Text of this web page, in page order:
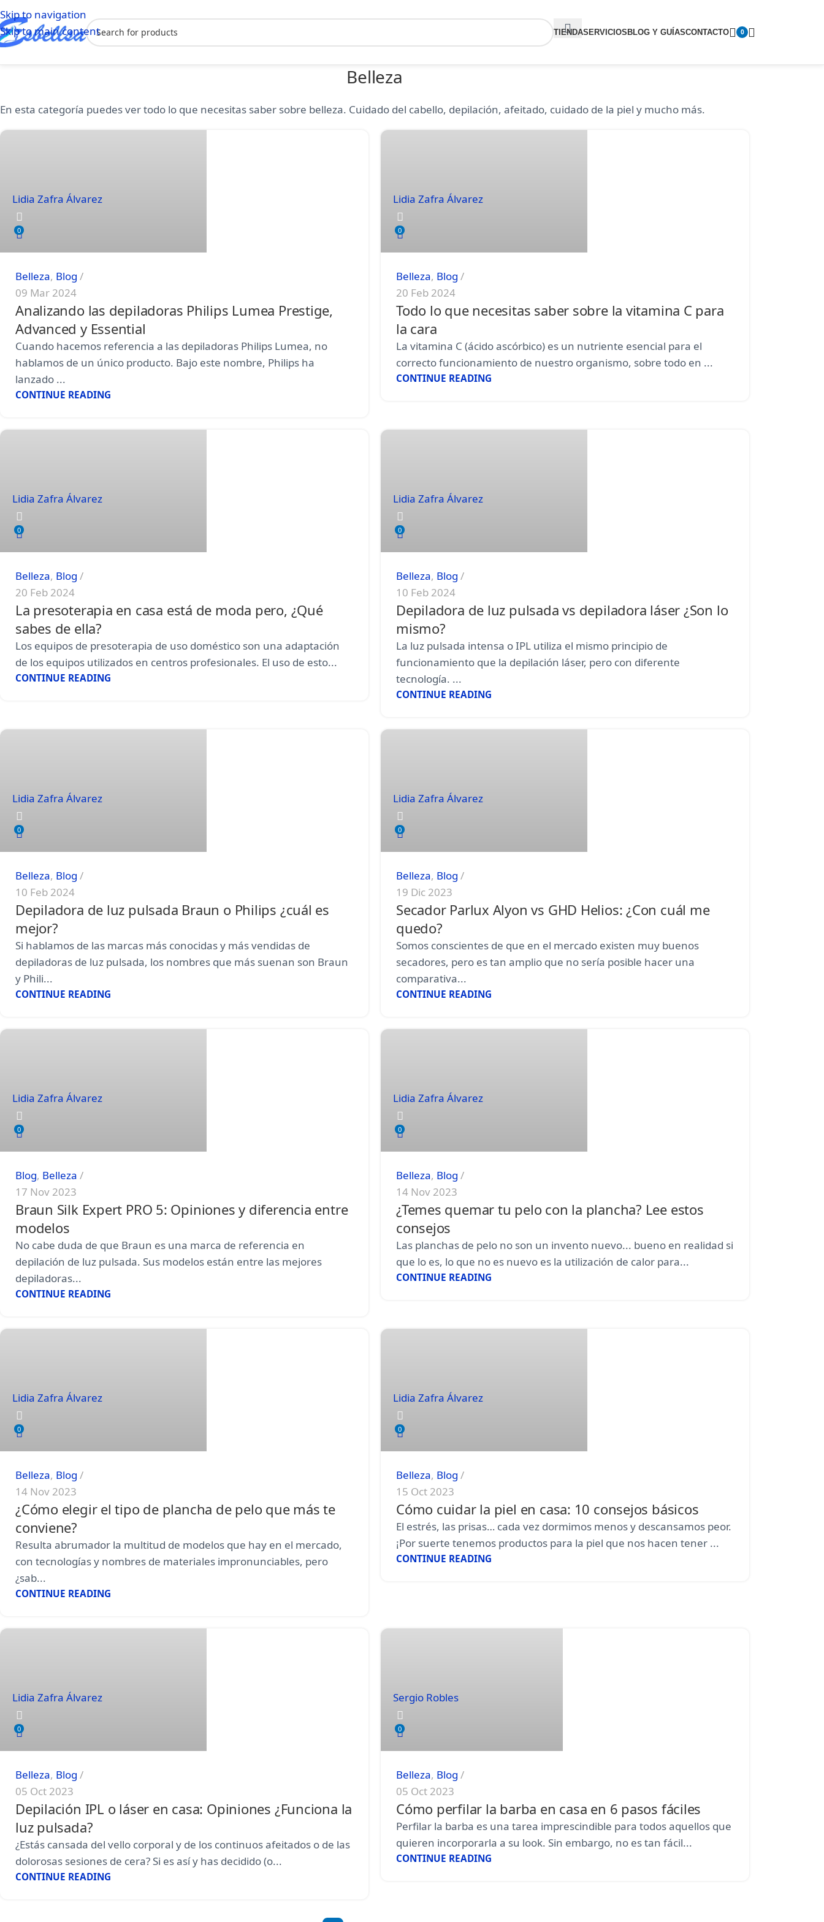
Skip to navigation
Skip to main content
TIENDASERVICIOSBLOG Y GUÍASCONTACTO 0
Belleza
En esta categoría puedes ver todo lo que necesitas saber sobre belleza. Cuidado del cabello, depilación, afeitado, cuidado de la piel y mucho más.
Lidia Zafra Álvarez
0
Belleza, Blog
09 Mar 2024
Analizando las depiladoras Philips Lumea Prestige,
Advanced y Essential
Cuando hacemos referencia a las depiladoras Philips Lumea, no
hablamos de un único producto. Bajo este nombre, Philips ha
lanzado ...
CONTINUE READING
Lidia Zafra Álvarez
0
Belleza, Blog
20 Feb 2024
Todo lo que necesitas saber sobre la vitamina C para
la cara
La vitamina C (ácido ascórbico) es un nutriente esencial para el
correcto funcionamiento de nuestro organismo, sobre todo en ...
CONTINUE READING
Lidia Zafra Álvarez
0
Belleza, Blog
20 Feb 2024
La presoterapia en casa está de moda pero, ¿Qué
sabes de ella?
Los equipos de presoterapia de uso doméstico son una adaptación
de los equipos utilizados en centros profesionales. El uso de esto...
CONTINUE READING
Lidia Zafra Álvarez
0
Belleza, Blog
10 Feb 2024
Depiladora de luz pulsada vs depiladora láser ¿Son lo
mismo?
La luz pulsada intensa o IPL utiliza el mismo principio de
funcionamiento que la depilación láser, pero con diferente
tecnología. ...
CONTINUE READING
Lidia Zafra Álvarez
0
Belleza, Blog
10 Feb 2024
Depiladora de luz pulsada Braun o Philips ¿cuál es
mejor?
Si hablamos de las marcas más conocidas y más vendidas de
depiladoras de luz pulsada, los nombres que más suenan son Braun
y Phili...
CONTINUE READING
Lidia Zafra Álvarez
0
Belleza, Blog
19 Dic 2023
Secador Parlux Alyon vs GHD Helios: ¿Con cuál me
quedo?
Somos conscientes de que en el mercado existen muy buenos
secadores, pero es tan amplio que no sería posible hacer una
comparativa...
CONTINUE READING
Lidia Zafra Álvarez
0
Blog, Belleza
17 Nov 2023
Braun Silk Expert PRO 5: Opiniones y diferencia entre
modelos
No cabe duda de que Braun es una marca de referencia en
depilación de luz pulsada. Sus modelos están entre las mejores
depiladoras...
CONTINUE READING
Lidia Zafra Álvarez
0
Belleza, Blog
14 Nov 2023
¿Temes quemar tu pelo con la plancha? Lee estos
consejos
Las planchas de pelo no son un invento nuevo... bueno en realidad si
que lo es, lo que no es nuevo es la utilización de calor para...
CONTINUE READING
Lidia Zafra Álvarez
0
Belleza, Blog
14 Nov 2023
¿Cómo elegir el tipo de plancha de pelo que más te
conviene?
Resulta abrumador la multitud de modelos que hay en el mercado,
con tecnologías y nombres de materiales impronunciables, pero
¿sab...
CONTINUE READING
Lidia Zafra Álvarez
0
Belleza, Blog
15 Oct 2023
Cómo cuidar la piel en casa: 10 consejos básicos
El estrés, las prisas… cada vez dormimos menos y descansamos peor.
¡Por suerte tenemos productos para la piel que nos hacen tener ...
CONTINUE READING
Lidia Zafra Álvarez
0
Belleza, Blog
05 Oct 2023
Depilación IPL o láser en casa: Opiniones ¿Funciona la
luz pulsada?
¿Estás cansada del vello corporal y de los continuos afeitados o de las
dolorosas sesiones de cera? Si es así y has decidido (o...
CONTINUE READING
Sergio Robles
0
Belleza, Blog
05 Oct 2023
Cómo perfilar la barba en casa en 6 pasos fáciles
Perfilar la barba es una tarea imprescindible para todos aquellos que
quieren incorporarla a su look. Sin embargo, no es tan fácil...
CONTINUE READING